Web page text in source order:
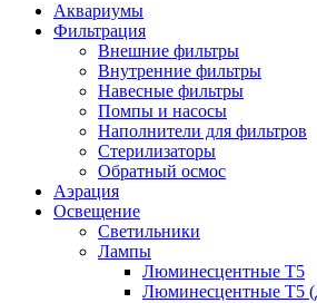
Аквариумы
Фильтрация
Внешние фильтры
Внутренние фильтры
Навесные фильтры
Помпы и насосы
Наполнители для фильтров
Стерилизаторы
Обратный осмос
Аэрация
Освещение
Светильники
Лампы
Люминесцентные T5
Люминесцентные T5